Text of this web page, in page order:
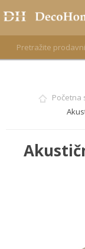
REGISTRUJTE SE
Početna